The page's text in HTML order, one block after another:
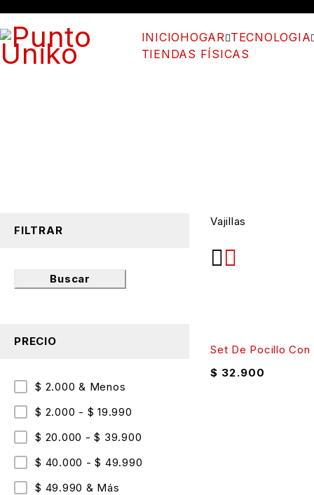
INICIOHOGAR TECNOLOGIA
TIENDAS FÍSICAS
FILTRAR
Buscar
PRECIO
$ 2.000 & Menos
$ 2.000 - $ 19.990
$ 20.000 - $ 39.900
$ 40.000 - $ 49.990
$ 49.990 & Más
Vajillas
Set De Pocillo Con
$ 32.900